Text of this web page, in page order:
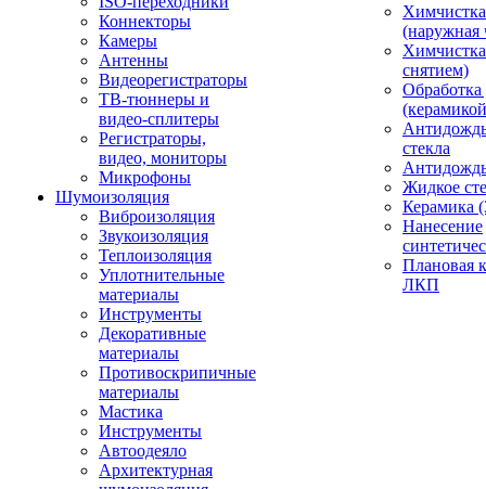
Коннекторы
Камеры
Антенны
Видеорегистраторы
ТВ-тюннеры и
видео-сплитеры
Регистраторы,
видео, мониторы
Микрофоны
Шумоизоляция
Виброизоляция
Звукоизоляция
Теплоизоляция
Уплотнительные
материалы
Инструменты
Декоративные
материалы
Противоскрипичные
материалы
Мастика
Инструменты
Автоодеяло
Архитектурная
(наружная
снятием)
Обработка
стекла
Жидкое
Керамика
Нанесение
Плановая
ЛКП